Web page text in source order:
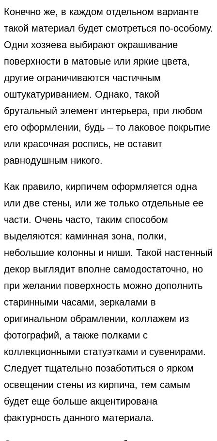
Конечно же, в каждом отдельном варианте
такой материал будет смотреться по-особому.
Одни хозяева выбирают окрашивание
поверхности в матовые или яркие цвета,
другие ограничиваются частичным
оштукатуриванием. Однако, такой
брутальный элемент интерьера, при любом
его оформлении, будь – то лаковое покрытие
или красочная роспись, не оставит
равнодушным никого.
Как правило, кирпичем оформляется одна
или две стены, или же только отдельные ее
части. Очень часто, таким способом
выделяются: каминная зона, полки,
небольшие колонны и ниши. Такой настенный
декор выглядит вполне самодостаточно, но
при желании поверхность можно дополнить
старинными часами, зеркалами в
оригинальном обрамлении, коллажем из
фотографий, а также полками с
коллекционными статуэтками и сувенирами.
Следует тщательно позаботиться о ярком
освещении стены из кирпича, тем самым
будет еще больше акцентирована
фактурность данного материала.